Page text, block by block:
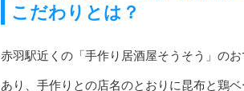
こだわりとは？
赤羽駅近くの「手作り居酒屋そうそう」の
あり、手作りとの店名のとおりに昆布と鶏